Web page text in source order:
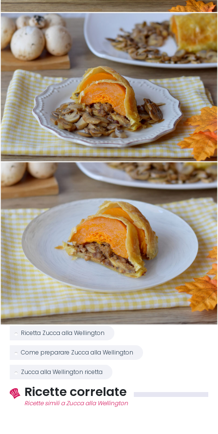
Ricetta Zucca alla Wellington
Come preparare Zucca alla Wellington
Zucca alla Wellington ricetta
Ricette correlate
Ricette simili a Zucca alla Wellington